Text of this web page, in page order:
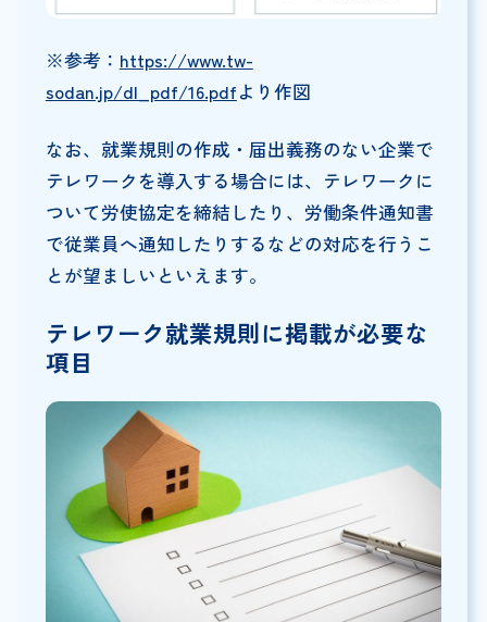
※参考： https://www.tw-
sodan.jp/dl_pdf/16.pdfより作図
なお、就業規則の作成・届出義務のない企業で
テレワークを導入する場合には、テレワークに
ついて労使協定を締結したり、労働条件通知書
で従業員へ通知したりするなどの対応を行うこ
とが望ましいといえます。
テレワーク就業規則に掲載が必要な
項目